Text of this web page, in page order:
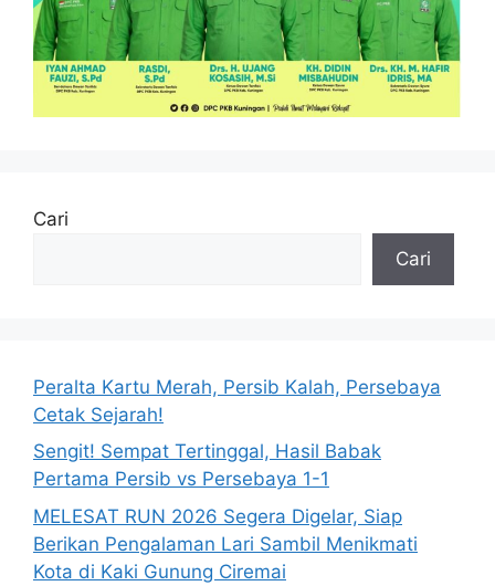
Cari
Cari
Peralta Kartu Merah, Persib Kalah, Persebaya
Cetak Sejarah!
Sengit! Sempat Tertinggal, Hasil Babak
Pertama Persib vs Persebaya 1-1
MELESAT RUN 2026 Segera Digelar, Siap
Berikan Pengalaman Lari Sambil Menikmati
Kota di Kaki Gunung Ciremai